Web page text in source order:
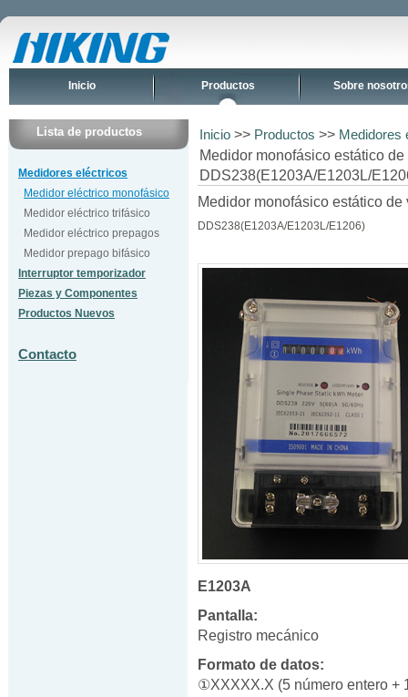
Inicio Productos Sobre
Lista de productos
Medidores eléctricos
Medidor eléctrico monofásico
Medidor eléctrico trifásico
Medidor eléctrico prepagos
Medidor prepago bifásico
Interruptor temporizador
Piezas y Componentes
Productos Nuevos
Contacto
Inicio >> Productos >> Medidores
Medidor monofásico estático
DDS238(E1203A/E1203L/
Medidor monofásico estático de
DDS238(E1203A/E1203L/E1206)
E1203A
Pantalla:
Registro mecánico
Formato de datos:
①XXXXX.X (5 número entero +